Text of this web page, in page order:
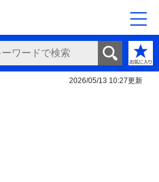
2026/05/13 10:27更新